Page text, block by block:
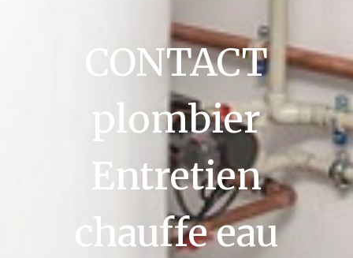
CONTACT
plombier
Entretien
chauffe eau